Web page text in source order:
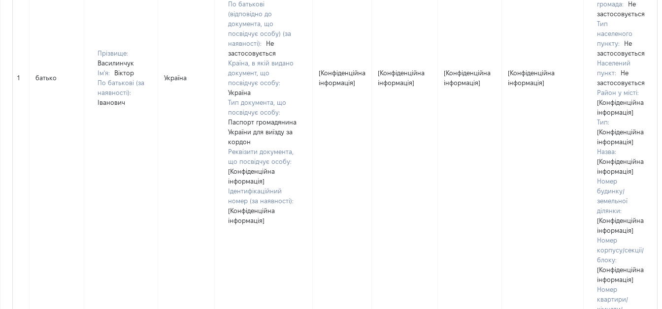
1 батько
Прізвище:
Василинчук
Ім'я:
Віктор
По батькові (за
наявності):
Іванович
Україна
По батькові
(відповідно до
документа, що
посвідчує особу) (за
наявності):
Не
застосовується
Країна, в якій видано
документ, що
посвідчує особу:
Україна
Тип документа, що
посвідчує особу:
Паспорт громадянина
України для виїзду за
кордон
Реквізити документа,
що посвідчує особу:
[Конфіденційна
інформація]
Ідентифікаційний
номер (за наявності):
[Конфіденційна
інформація]
[Конфіденційна
інформація]
[Конфіденційна
інформація]
[Конфіденційна
інформація]
[Конфіденційна
інформація]
громада:
Не
застосовується
Тип
населеного
пункту:
Не
застосовується
Населений
пункт:
Не
застосовується
Район у місті:
[Конфіденційна
інформація]
Тип:
[Конфіденційна
інформація]
Назва:
[Конфіденційна
інформація]
Номер
будинку/
земельної
ділянки:
[Конфіденційна
інформація]
Номер
корпусу/секції/
блоку:
[Конфіденційна
інформація]
Номер
квартири/